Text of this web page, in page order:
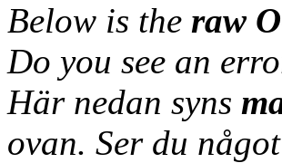
Below is the raw
Do you see an
Här nedan syns
ovan. Ser du